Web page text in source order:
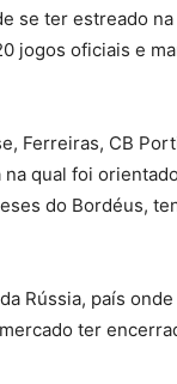
se ter estreado
jogos oficiais e
Ferreiras, CB
qual foi
do Bordéus,
Rússia, país onde
ter